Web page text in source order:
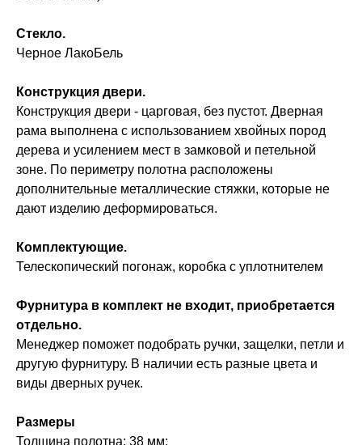
Стекло.
Черное ЛакоБель
Конструкция двери.
Конструкция двери - царговая, без пустот. Дверная
рама выполнена с использованием хвойных пород
дерева и усилением мест в замковой и петельной
зоне. По периметру полотна расположены
дополнительные металлические стяжки, которые не
дают изделию деформироваться.
Комплектующие.
Телескопический погонаж, коробка с уплотнителем
Фурнитура в комплект не входит, приобретается
отдельно.
Менеджер поможет подобрать ручки, защелки, петли и
другую фурнитуру. В наличии есть разные цвета и
виды дверных ручек.
Размеры
Толщина полотна: 38 мм;